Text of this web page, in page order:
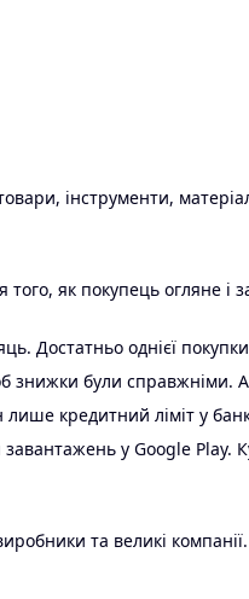
інструменти,
як покупець огляне
Достатньо однієї
були справжніми.
лише кредитний ліміт у
у Google Play.
та великі